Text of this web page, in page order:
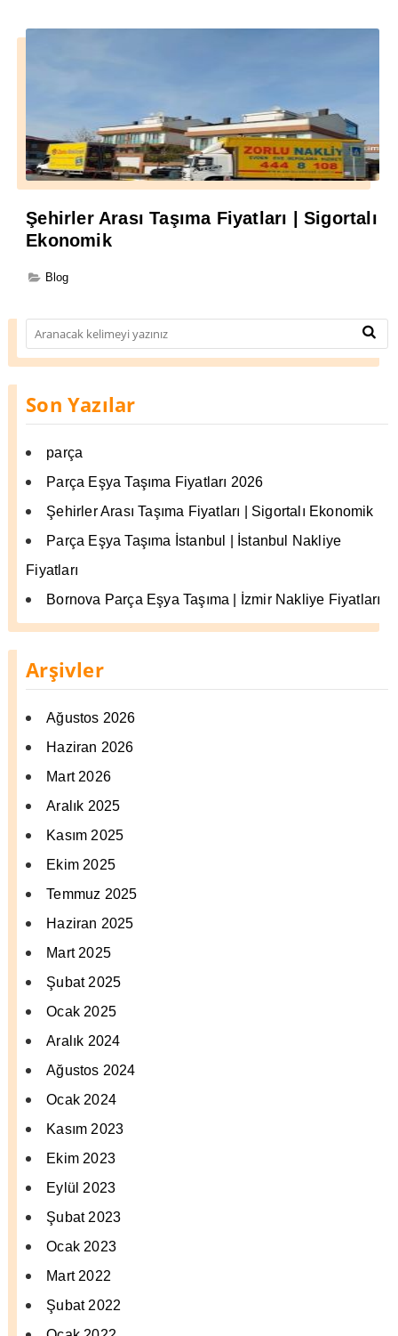
Şehirler Arası Taşıma Fiyatları | Sigortalı
Ekonomik
Blog
Son Yazılar
parça
Parça Eşya Taşıma Fiyatları 2026
Şehirler Arası Taşıma Fiyatları | Sigortalı Ekonomik
Parça Eşya Taşıma İstanbul | İstanbul Nakliye
Fiyatları
Bornova Parça Eşya Taşıma | İzmir Nakliye Fiyatları
Arşivler
Ağustos 2026
Haziran 2026
Mart 2026
Aralık 2025
Kasım 2025
Ekim 2025
Temmuz 2025
Haziran 2025
Mart 2025
Şubat 2025
Ocak 2025
Aralık 2024
Ağustos 2024
Ocak 2024
Kasım 2023
Ekim 2023
Eylül 2023
Şubat 2023
Ocak 2023
Mart 2022
Şubat 2022